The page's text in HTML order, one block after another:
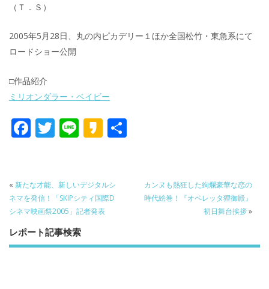
（Ｔ．Ｓ）
2005年5月28日、丸の内ピカデリー１ほか全国松竹・東急系にて
ロードショー公開
□作品紹介
ミリオンダラー・ベイビー
F
b
o
o
k
T
er
Li K
a
o
« 新たな才能、新しいデジタルシ
ネマを発信！「SKIPシティ国際D
シネマ映画祭2005」記者発表
カンヌも熱狂した絢爛豪華な恋の
時代絵巻！『オペレッタ狸御殿』
初日舞台挨拶»
レポート記事検索